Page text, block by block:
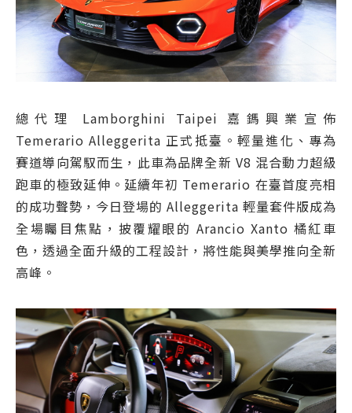
總代理 Lamborghini Taipei 嘉鎷興業宣佈
Temerario Alleggerita 正式抵臺。輕量進化、專為
賽道導向駕馭而生，此車為品牌全新 V8 混合動力超級
跑車的極致延伸。延續年初 Temerario 在臺首度亮相
的成功聲勢，今日登場的 Alleggerita 輕量套件版成為
全場矚目焦點，披覆耀眼的 Arancio Xanto 橘紅車
色，透過全面升級的工程設計，將性能與美學推向全新
高峰。